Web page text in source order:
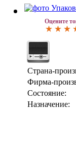
Оцените
Страна-
Фирма-
Состояние:
Назначение: